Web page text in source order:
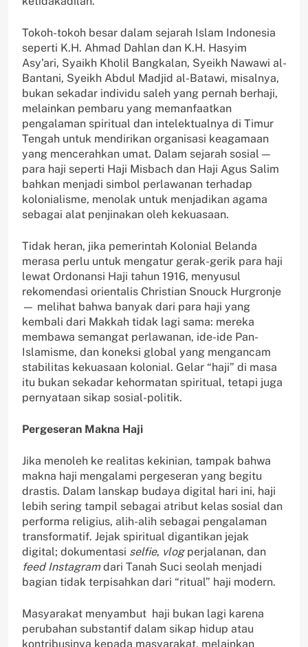
Tokoh-tokoh besar dalam sejarah Islam Indonesia
seperti K.H. Ahmad Dahlan dan K.H. Hasyim
Asy’ari, Syaikh Kholil Bangkalan, Syeikh Nawawi al-
Bantani, Syeikh Abdul Madjid al-Batawi, misalnya,
bukan sekadar individu saleh yang pernah berhaji,
melainkan pembaru yang memanfaatkan
pengalaman spiritual dan intelektualnya di Timur
Tengah untuk mendirikan organisasi keagamaan
yang mencerahkan umat. Dalam sejarah sosial —
para haji seperti Haji Misbach dan Haji Agus Salim
bahkan menjadi simbol perlawanan terhadap
kolonialisme, menolak untuk menjadikan agama
sebagai alat penjinakan oleh kekuasaan.
Tidak heran, jika pemerintah Kolonial Belanda
merasa perlu untuk mengatur gerak-gerik para haji
lewat Ordonansi Haji tahun 1916, menyusul
rekomendasi orientalis Christian Snouck Hurgronje
— melihat bahwa banyak dari para haji yang
kembali dari Makkah tidak lagi sama: mereka
membawa semangat perlawanan, ide-ide Pan-
Islamisme, dan koneksi global yang mengancam
stabilitas kekuasaan kolonial. Gelar “haji” di masa
itu bukan sekadar kehormatan spiritual, tetapi juga
pernyataan sikap sosial-politik.
Pergeseran Makna Haji
Jika menoleh ke realitas kekinian, tampak bahwa
makna haji mengalami pergeseran yang begitu
drastis. Dalam lanskap budaya digital hari ini, haji
lebih sering tampil sebagai atribut kelas sosial dan
performa religius, alih-alih sebagai pengalaman
transformatif. Jejak spiritual digantikan jejak
digital; dokumentasi selfie, vlogperjalanan, dan
feed Instagramdari Tanah Suci seolah menjadi
bagian tidak terpisahkan dari “ritual” haji modern.
Masyarakat menyambut haji bukan lagi karena
perubahan substantif dalam sikap hidup atau
kontribusinya kepada masyarakat, melainkan